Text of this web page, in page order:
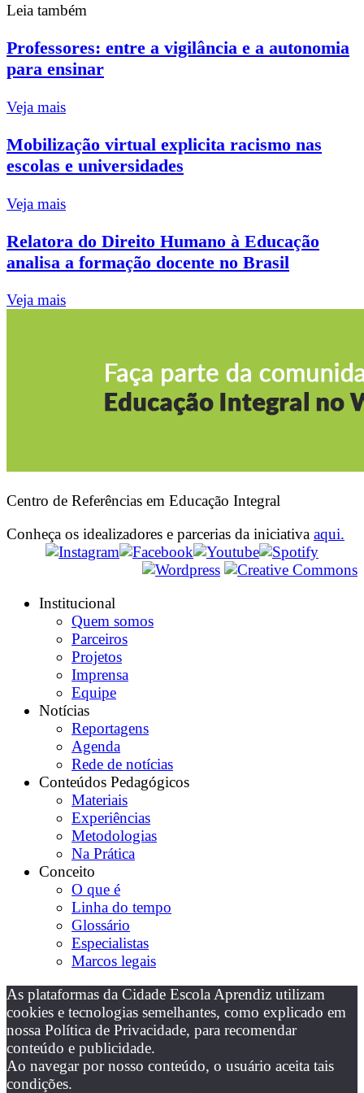
Leia também
Professores: entre a vigilância e a autonomia
para ensinar
Veja mais
Mobilização virtual explicita racismo nas
escolas e universidades
Veja mais
Relatora do Direito Humano à Educação
analisa a formação docente no Brasil
Veja mais
Centro de Referências em Educação Integral
Conheça os idealizadores e parcerias da iniciativa aqui.
Institucional
Quem somos
Parceiros
Projetos
Imprensa
Equipe
Notícias
Reportagens
Agenda
Rede de notícias
Conteúdos Pedagógicos
Materiais
Experiências
Metodologias
Na Prática
Conceito
O que é
Linha do tempo
Glossário
Especialistas
Marcos legais
As plataformas da Cidade Escola Aprendiz utilizam
cookies e tecnologias semelhantes, como explicado em
nossa Política de Privacidade, para recomendar
conteúdo e publicidade.
Ao navegar por nosso conteúdo, o usuário aceita tais
condições.